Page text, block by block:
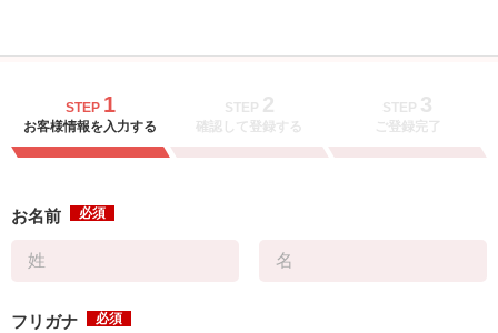
STEP 1
お客様情報を入力する
STEP 2
確認して登録する
STEP 3
ご登録完了
お名前 必須
フリガナ 必須